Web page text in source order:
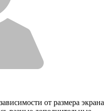
от размера экрана